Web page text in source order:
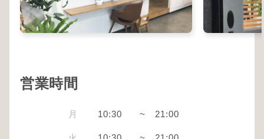
営業時間
月 10:30 ~ 21:00